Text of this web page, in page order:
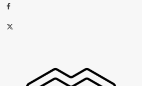
Facebook
X